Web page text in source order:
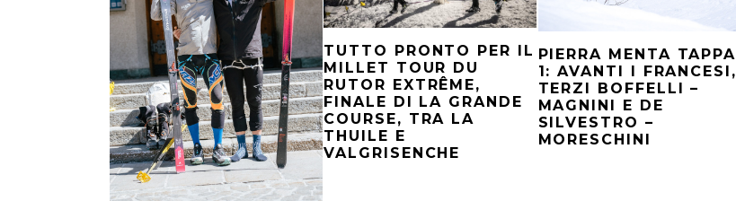
TUTTO PRONTO PER IL
MILLET TOUR DU
RUTOR EXTRÊME,
FINALE DI LA GRANDE
COURSE, TRA LA
THUILE E
VALGRISENCHE
PIERRA MENTA TAPPA
1: AVANTI I FRANCESI,
TERZI BOFFELLI –
MAGNINI E DE
SILVESTRO –
MORESCHINI